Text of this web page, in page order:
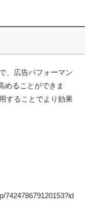
、広告パフォーマン
めることができま
することでより効果
742478679120153?id